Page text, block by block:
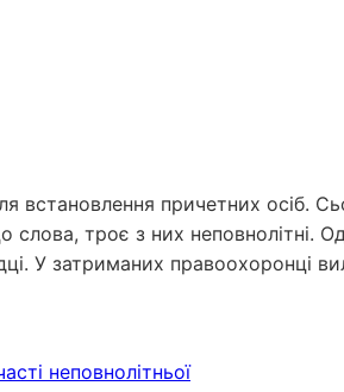
причетних осіб.
слова, троє з них неповнолітні.
У затриманих правоохоронці
неповнолітньої